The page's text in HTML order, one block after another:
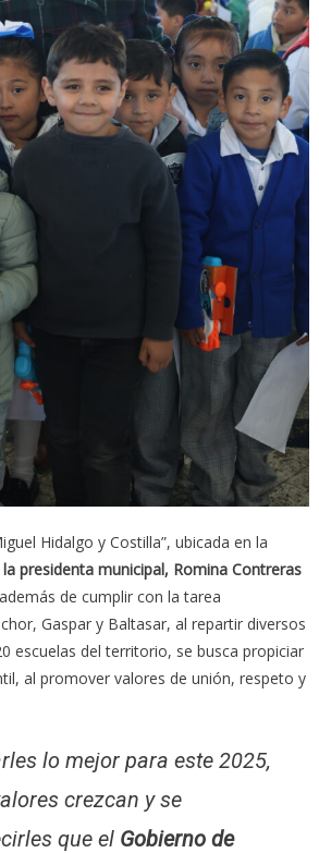
Hidalgo y Costilla”, ubicada en la
presidenta municipal, Romina Contreras
de cumplir con la tarea
Gaspar y Baltasar, al repartir diversos
escuelas del territorio, se busca propiciar
al promover valores de unión, respeto y
lo mejor para este 2025,
crezcan y se
que el Gobierno de